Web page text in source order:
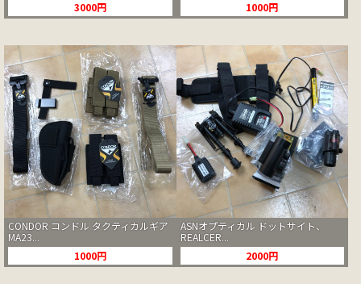
3000円
1000円
CONDOR コンドル タクティカルギア
MA23...
1000円
ASNオプティカル ドットサイト、
REALCER...
2000円